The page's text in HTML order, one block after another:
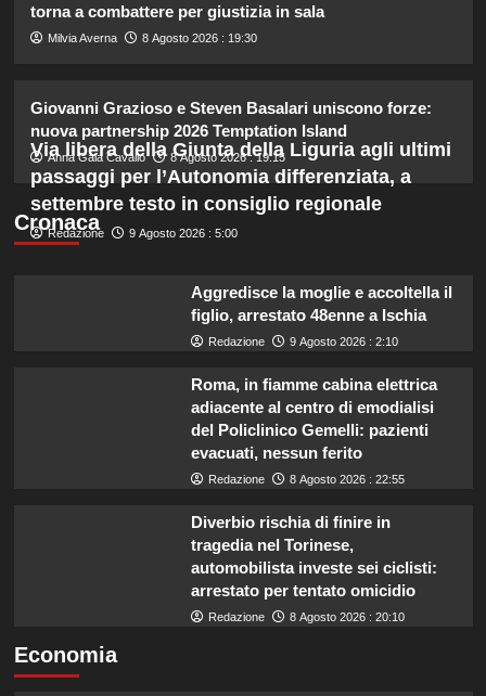
2
primo post dopo la crisi.
3
sfogo contro gli haters dopo la foto
con Giovanni.
Irina Shayk svela la sua estate tra
natura e animali: bikini mozzafiato e
Piano di Harry e Meghan per
re Carlo?
torna a combattere per giustizia in sala
Milvia Averna 8 Agosto 2026 : 19:30
Giovanni Grazioso e Steven Basalari uniscono forze:
nuova partnership 2026 Temptation Island
Anna Gaia Cavallo 8 Agosto 2026 : 19:15
Cronaca
Via libera della Giunta della Liguria agli ultimi
passaggi per l’Autonomia differenziata, a
settembre testo in consiglio regionale
Redazione 9 Agosto 2026 : 5:00
Aggredisce la moglie e accoltella il
figlio, arrestato 48enne a Ischia
Redazione 9 Agosto 2026 : 2:10
Roma, in fiamme cabina elettrica
adiacente al centro di emodialisi
del Policlinico Gemelli: pazienti
evacuati, nessun ferito
Redazione 8 Agosto 2026 : 22:55
Diverbio rischia di finire in
tragedia nel Torinese,
automobilista investe sei ciclisti:
arrestato per tentato omicidio
Redazione 8 Agosto 2026 : 20:10
Economia